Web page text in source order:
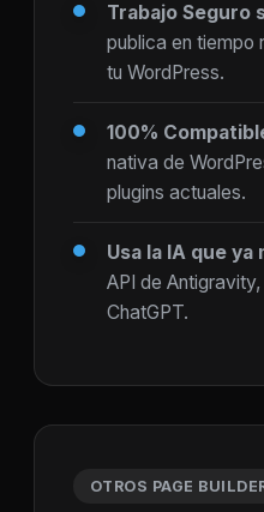
Trabajo Seguro
publica en tiempo
tu WordPress.
100%
nativa de
plugins actuales.
Usa la IA que ya
API de
ChatGPT.
OTROS PAGE